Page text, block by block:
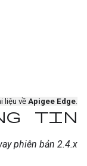
liệu về Apigee Edge.
tin
phiên bản 2.4.x